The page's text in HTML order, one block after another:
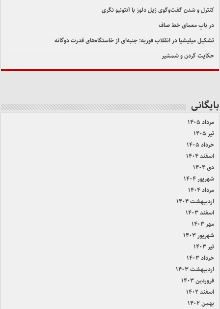
کنترل و شدن گفت‌وگوی ژیل دلوز با آنتونیو نگری
در بابِ معمای خط صاف
تشکیل میلیشیا در انقلاب فوریه: جنبه‌ای از خاستگاه‌های قدرت دوگانه
حکایت گردن و شمشیر
بایگانی
مرداد ۱۴۰۵
تیر ۱۴۰۵
خرداد ۱۴۰۵
اسفند ۱۴۰۴
دی ۱۴۰۴
شهریور ۱۴۰۴
مرداد ۱۴۰۴
اردیبهشت ۱۴۰۴
اسفند ۱۴۰۳
مهر ۱۴۰۳
شهریور ۱۴۰۳
تیر ۱۴۰۳
خرداد ۱۴۰۳
اردیبهشت ۱۴۰۳
فروردین ۱۴۰۳
اسفند ۱۴۰۲
بهمن ۱۴۰۲